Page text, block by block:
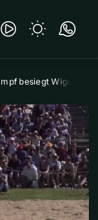
besiegt Wiget